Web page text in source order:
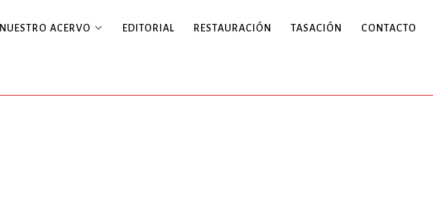
NUESTRO ACERVO EDITORIAL RESTAURACIÓN TASACIÓN CONTACTO